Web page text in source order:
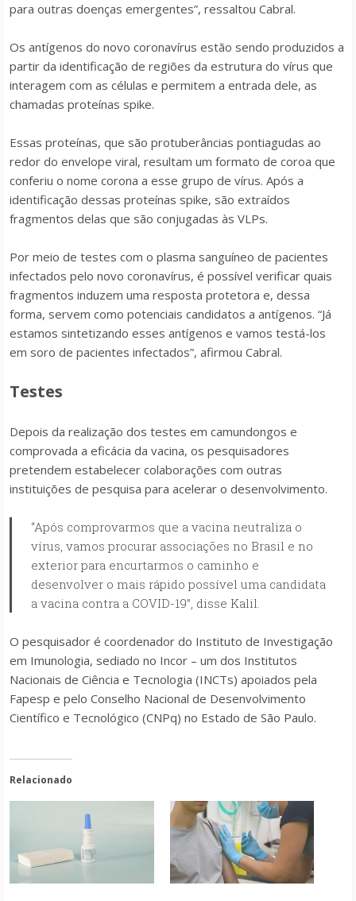
para outras doenças emergentes”, ressaltou Cabral.
Os antígenos do novo coronavírus estão sendo produzidos a
partir da identificação de regiões da estrutura do vírus que
interagem com as células e permitem a entrada dele, as
chamadas proteínas spike.
Essas proteínas, que são protuberâncias pontiagudas ao
redor do envelope viral, resultam um formato de coroa que
conferiu o nome corona a esse grupo de vírus. Após a
identificação dessas proteínas spike, são extraídos
fragmentos delas que são conjugadas às VLPs.
Por meio de testes com o plasma sanguíneo de pacientes
infectados pelo novo coronavírus, é possível verificar quais
fragmentos induzem uma resposta protetora e, dessa
forma, servem como potenciais candidatos a antígenos. “Já
estamos sintetizando esses antígenos e vamos testá-los
em soro de pacientes infectados”, afirmou Cabral.
Testes
Depois da realização dos testes em camundongos e
comprovada a eficácia da vacina, os pesquisadores
pretendem estabelecer colaborações com outras
instituições de pesquisa para acelerar o desenvolvimento.
“Após comprovarmos que a vacina neutraliza o
vírus, vamos procurar associações no Brasil e no
exterior para encurtarmos o caminho e
desenvolver o mais rápido possível uma candidata
a vacina contra a COVID-19”, disse Kalil.
O pesquisador é coordenador do Instituto de Investigação
em Imunologia, sediado no Incor – um dos Institutos
Nacionais de Ciência e Tecnologia (INCTs) apoiados pela
Fapesp e pelo Conselho Nacional de Desenvolvimento
Científico e Tecnológico (CNPq) no Estado de São Paulo.
Relacionado